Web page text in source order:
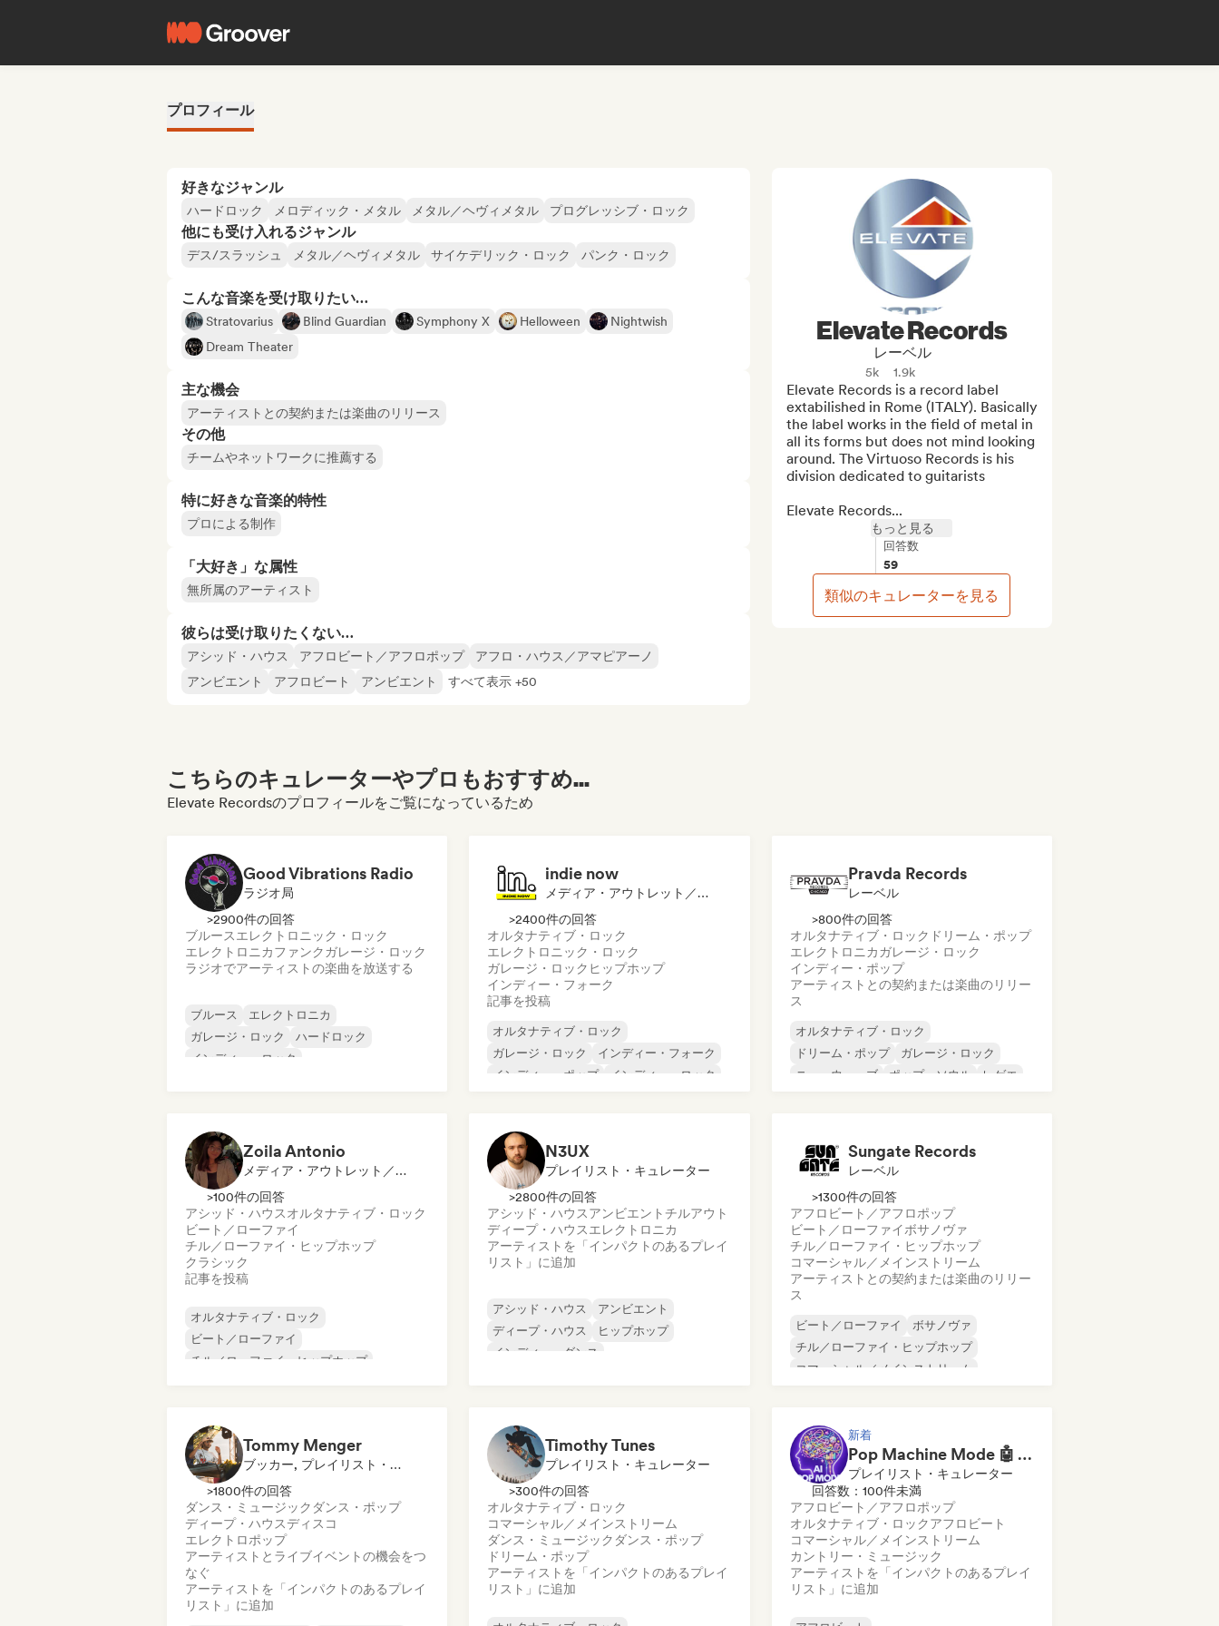
プロフィール
好きなジャンル
ハードロック メロディック・メタル メタル／ヘヴィメタル プログレッシブ・ロック
他にも受け入れるジャンル
デス/スラッシュ メタル／ヘヴィメタル サイケデリック・ロック パンク・ロック
こんな音楽を受け取りたい…
Stratovarius Blind Guardian Symphony X Helloween
Nightwish
Dream Theater
主な機会
アーティストとの契約または楽曲のリリース
その他
チームやネットワークに推薦する
特に好きな音楽的特性
プロによる制作
「大好き」な属性
無所属のアーティスト
彼らは受け取りたくない…
アシッド・ハウス アフロビート／アフロポップ
アフロ・ハウス／アマピアーノ
アンビエント
アフロビート アンビエント すべて表示 +50
Elevate Records
レーベル
5k 1.9k
Elevate Records is a record label
extabilished in Rome (ITALY). Basically
the label works in the field of metal in
all its forms but does not mind looking
around. The Virtuoso Records is his
division dedicated to guitarists
Elevate Records...
もっと見る
回答数
59
類似のキュレーターを見る
こちらのキュレーターやプロもおすすめ...
Elevate Recordsのプロフィールをご覧になっているため
Good Vibrations Radio
ラジオ局
>2900件の回答
ブルースエレクトロニック・ロック
エレクトロニカファンクガレージ・ロック
ラジオでアーティストの楽曲を放送する
ブルース
エレクトロニカ
ガレージ・ロック
ハードロック
インディー・ロック
ック
indie now
メディア・アウトレット／ジャーナリスト
>2400件の回答
オルタナティブ・ロック
エレクトロニック・ロック
ガレージ・ロック ヒップホップ
インディー・フォーク
記事を投稿
オルタナティブ・ロック
ガレージ・ロック
インディー・フォーク
インディー・ポップ
インディー・ロック
Pravda Records
レーベル
>800件の回答
オルタナティブ・ロック ドリーム・ポップ
エレクトロニカガレージ・ロック
インディー・ポップ
アーティストとの契約または楽曲のリリー
ス
オルタナティブ・ロック
ドリーム・ポップ
ガレージ・ロック
ニューウェーブ
ポップ・ソウル
レゲエ
Zoila Antonio
メディア・アウトレット／ジャーナリスト
>100件の回答
アシッド・ハウスオルタナティブ・ロック
ビート／ローファイ
チル／ローファイ・ヒップホップ
クラシック
記事を投稿
オルタナティブ・ロック
ビート／ローファイ
チル／ローファイ・ヒップホップ
ドリーム・ポップ
N3UX
プレイリスト・キュレーター
>2800件の回答
アシッド・ハウスアンビエント チルアウト
ディープ・ハウスエレクトロニカ
アーティストを「インパクトのあるプレイ
リスト」に追加
アシッド・ハウス
アンビエント
ディープ・ハウス
ヒップホップ
インディー・ダンス
Sungate Records
レーベル
>1300件の回答
アフロビート／アフロポップ
ビート／ローファイボサノヴァ
チル／ローファイ・ヒップホップ
コマーシャル／メインストリーム
アーティストとの契約または楽曲のリリー
ス
ビート／ローファイ
ボサノヴァ
チル／ローファイ・ヒップホップ
コマーシャル／メインストリーム
Tommy Menger
ブッカー, プレイリスト・キュレーター
>1800件の回答
ダンス・ミュージック ダンス・ポップ
ディープ・ハウスディスコ
エレクトロポップ
アーティストとライブイベントの機会をつ
なぐ
アーティストを「インパクトのあるプレイ
リスト」に追加
Timothy Tunes
プレイリスト・キュレーター
>300件の回答
オルタナティブ・ロック
コマーシャル／メインストリーム
ダンス・ミュージック ダンス・ポップ
ドリーム・ポップ
アーティストを「インパクトのあるプレイ
リスト」に追加
新着
Pop Machine Mode 🤖 AI Music, Indie Pop & Dream Pop
プレイリスト・キュレーター
回答数：100件未満
アフロビート／アフロポップ
オルタナティブ・ロックアフロビート
コマーシャル／メインストリーム
カントリー・ミュージック
アーティストを「インパクトのあるプレイ
リスト」に追加